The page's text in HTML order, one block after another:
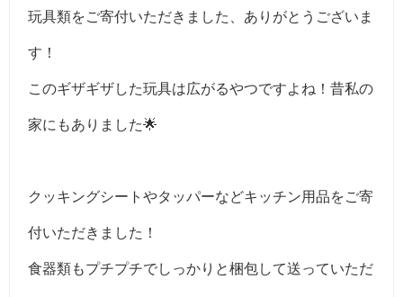
玩具類をご寄付いただきました、ありがとうございま
す！
このギザギザした玩具は広がるやつですよね！昔私の
家にもありました🌟
クッキングシートやタッパーなどキッチン用品をご寄
付いただきました！
食器類もプチプチでしっかりと梱包して送っていただ